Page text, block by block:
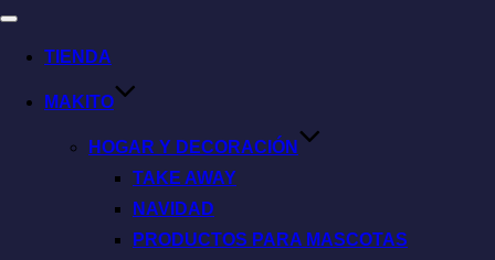
TIENDA
MAKITO
HOGAR Y DECORACIÓN
TAKE AWAY
NAVIDAD
PRODUCTOS PARA MASCOTAS